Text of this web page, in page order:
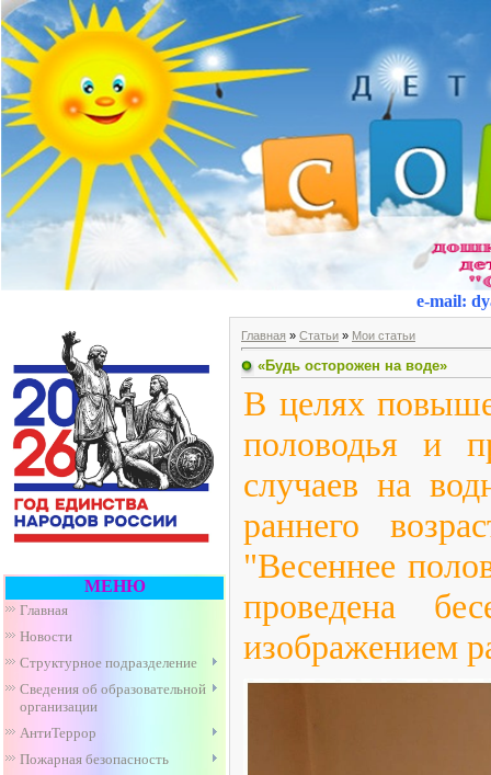
e-mail:
МЕНЮ
Главная
Новости
Структурное подразделение
Сведения об образовательной
организации
АнтиТеррор
Пожарная безопасность
Главная » Статьи » Мои статьи
«Будь осторожен на воде»
В целях
половодья и
случаев на
раннего
"Весеннее
проведена
изображением